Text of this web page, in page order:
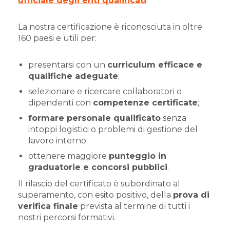
La nostra certificazione è riconosciuta in oltre
160 paesi e utili per:
presentarsi con un curriculum efficace e
qualifiche adeguate;
selezionare e ricercare collaboratori o
dipendenti con competenze certificate;
formare personale qualificato senza
intoppi logistici o problemi di gestione del
lavoro interno;
ottenere maggiore punteggio in
graduatorie e concorsi pubblici.
Il rilascio del certificato è subordinato al
superamento, con esito positivo, della prova di
verifica finale prevista al termine di tutti i
nostri percorsi formativi.